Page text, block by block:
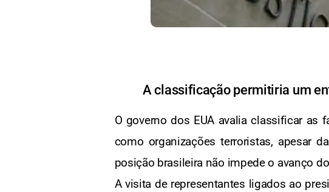
A classificação permitiria um
O governo dos EUA avalia classificar as
como organizações terroristas, apesar
posição brasileira não impede o avanço
A visita de representantes ligados ao